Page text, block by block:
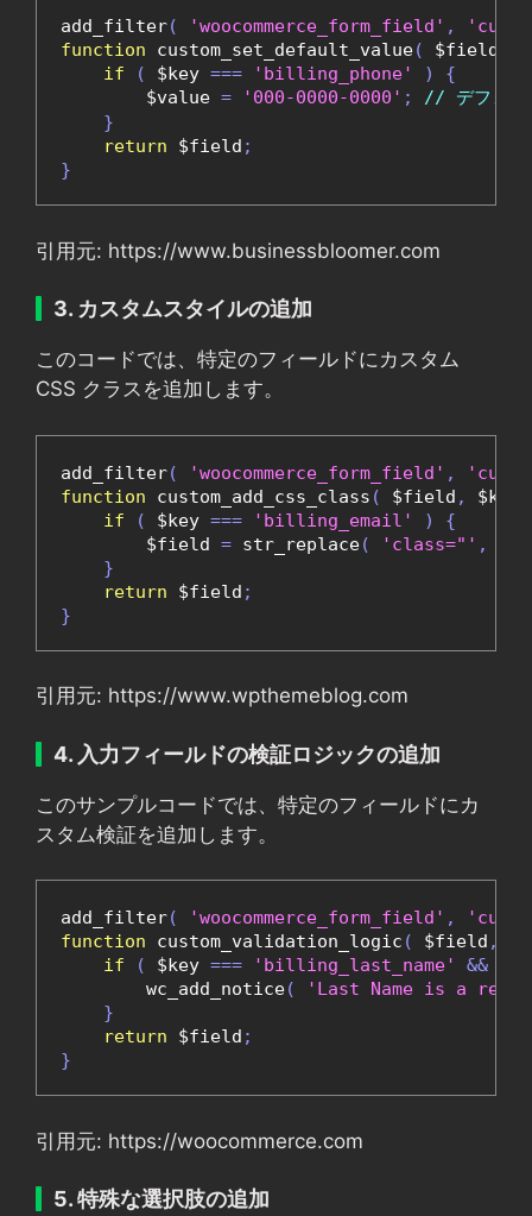
add_filter( 'woocommerce_form_field' ,
function custom_set_default_value( $field
if
( $key === 'billing_phone' )
{
        $value
= '000-0000-0000' ;
// デフォル
}
return $field ;
}
引用元: https://www.businessbloomer.com
3. カスタムスタイルの追加
このコードでは、特定のフィールドにカスタム
CSS クラスを追加します。
add_filter( 'woocommerce_form_field' ,
function custom_add_css_class ( $field , $key
if
( $key === 'billing_email' )
{
        $field
= str_replace( 'class="' ,
}
return $field ;
}
引用元: https://www.wpthemeblog.com
4. 入力フィールドの検証ロジックの追加
このサンプルコードでは、特定のフィールドにカ
スタム検証を追加します。
add_filter( 'woocommerce_form_field' ,
function custom_validation_logic ( $field ,
if
( $key === 'billing_last_name' &&
        wc_add_notice
(
'Last Name is a
}
return $field ;
}
引用元: https://woocommerce.com
5. 特殊な選択肢の追加